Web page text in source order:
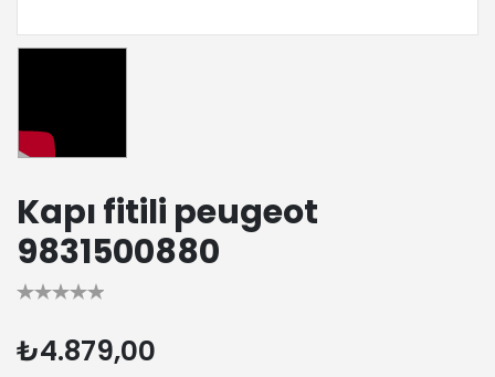
Kapı fitili peugeot
9831500880
₺4.879,00